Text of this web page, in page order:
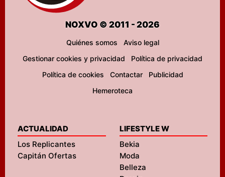
NOXVO © 2011 - 2026
Quiénes somos
Aviso legal
Gestionar cookies y privacidad
Política de privacidad
Política de cookies
Contactar
Publicidad
Hemeroteca
ACTUALIDAD
Los Replicantes
Capitán Ofertas
LIFESTYLE W
Bekia
Moda
Belleza